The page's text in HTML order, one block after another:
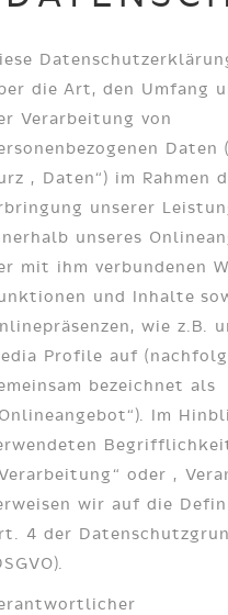
die Art, den Umfang
Verarbeitung von
Daten
„Daten“) im Rahmen
unserer
unseres
mit ihm verbundenen
und Inhalte
wie z.B.
Profile auf
bezeichnet als
Im
oder
wir auf die
4 der